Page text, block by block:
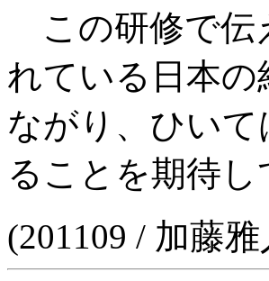
この研修で伝
れている日本
ながり、ひい
ることを期待
(201109 / 加藤雅